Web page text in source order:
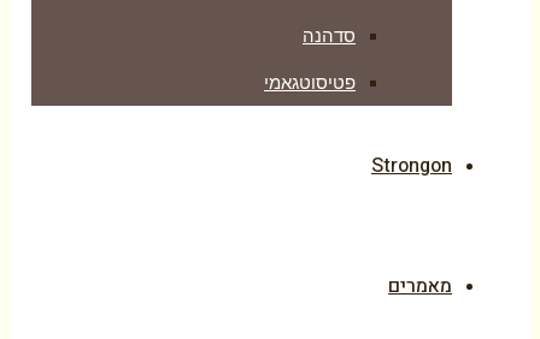
סדהנה
פטיסוטגאמי
Strongon
מאמרים